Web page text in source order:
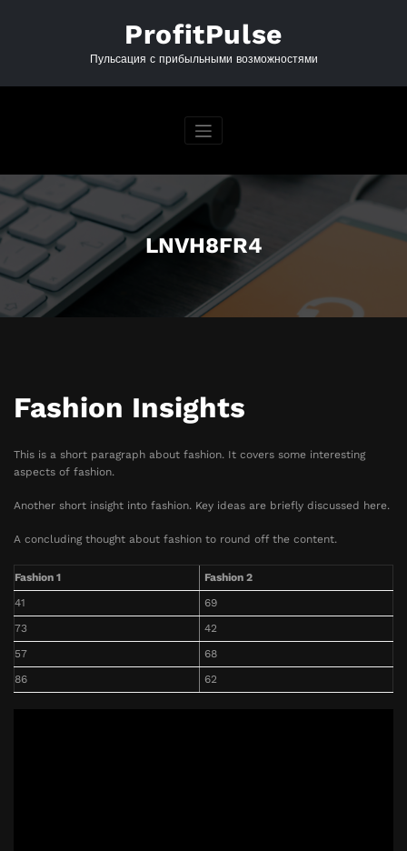
ProfitPulse
Пульсация с прибыльными возможностями
LNVH8FR4
Fashion Insights
This is a short paragraph about fashion. It covers some interesting
aspects of fashion.
Another short insight into fashion. Key ideas are briefly discussed here.
A concluding thought about fashion to round off the content.
Fashion 1
Fashion 2
41
69
73
42
57
68
86
62